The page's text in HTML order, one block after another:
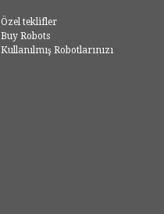
Özel teklifler
Buy Robots
Kullanılmış Robotlarınızı